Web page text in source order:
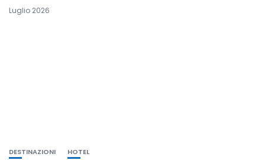
Luglio 2026
DESTINAZIONI HOTEL